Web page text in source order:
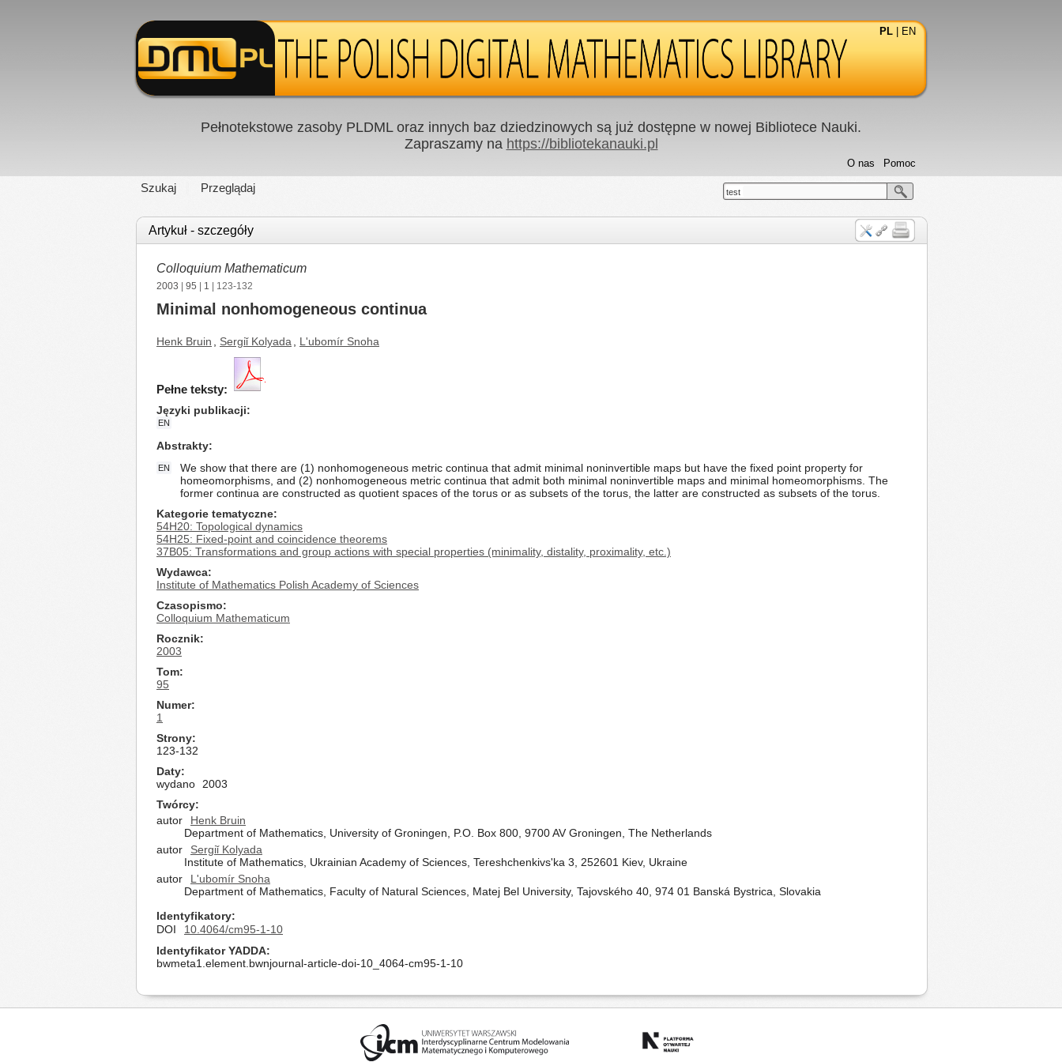
PL EN
Pełnotekstowe zasoby PLDML oraz innych baz dziedzinowych są już dostępne w nowej Bibliotece Nauki.
Zapraszamy na https://bibliotekanauki.pl
Szukaj Przeglądaj
Pomoc
O nas
test
Artykuł - szczegóły
Colloquium Mathematicum
2003 95 1 | 123-132
Minimal nonhomogeneous continua
Henk Bruin Sergiǐ Kolyada L'ubomír Snoha
Pełne teksty:
Języki publikacji
EN
Abstrakty
EN
We show that there are (1) nonhomogeneous metric continua that admit minimal noninvertible maps but have the fixed point property for
homeomorphisms, and (2) nonhomogeneous metric continua that admit both minimal noninvertible maps and minimal homeomorphisms. The
former continua are constructed as quotient spaces of the torus or as subsets of the torus, the latter are constructed as subsets of the torus.
Kategorie tematyczne
54H20: Topological dynamics
54H25: Fixed-point and coincidence theorems
37B05: Transformations and group actions with special properties (minimality, distality, proximality, etc.)
Wydawca
Institute of Mathematics Polish Academy of Sciences
Czasopismo
Colloquium Mathematicum
Rocznik
2003
Tom
95
Numer
1
Strony
123-132
Daty
wydano
2003
Twórcy
autor
Henk Bruin
Department of Mathematics, University of Groningen, P.O. Box 800, 9700 AV Groningen, The Netherlands
autor
Sergiǐ Kolyada
Institute of Mathematics, Ukrainian Academy of Sciences, Tereshchenkivs'ka 3, 252601 Kiev, Ukraine
autor
L'ubomír Snoha
Department of Mathematics, Faculty of Natural Sciences, Matej Bel University, Tajovského 40, 974 01 Banská Bystrica, Slovakia
Identyfikatory
DOI
10.4064/cm95-1-10
Identyfikator YADDA
bwmeta1.element.bwnjournal-article-doi-10_4064-cm95-1-10